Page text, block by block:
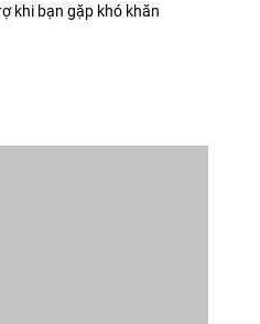
khi bạn gặp khó khăn